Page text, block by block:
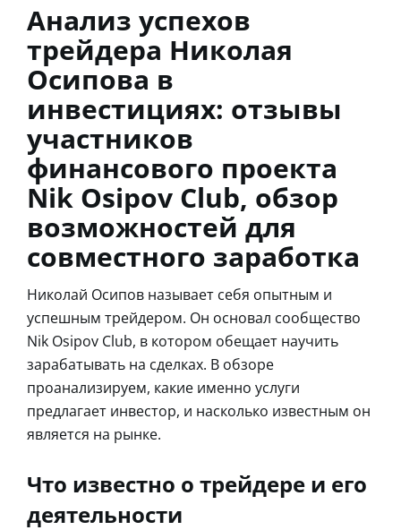
Анализ успехов
трейдера Николая
Осипова в
инвестициях: отзывы
участников
финансового проекта
Nik Osipov Club, обзор
возможностей для
совместного заработка
Николай Осипов называет себя опытным и
успешным трейдером. Он основал сообщество
Nik Osipov Club, в котором обещает научить
зарабатывать на сделках. В обзоре
проанализируем, какие именно услуги
предлагает инвестор, и насколько известным он
является на рынке.
Что известно о трейдере и его
деятельности